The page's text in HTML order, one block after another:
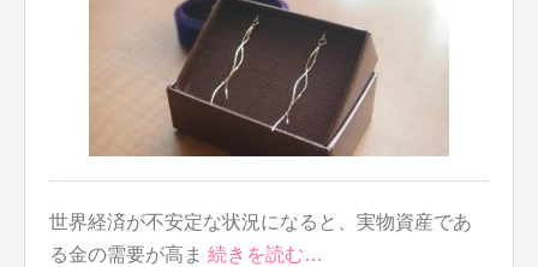
世界経済が不安定な状況になると、実物資産であ
る金の需要が高ま 続きを読む…